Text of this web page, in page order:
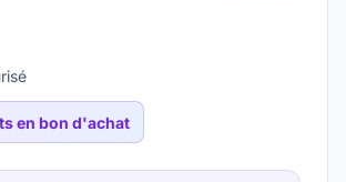
en bon d'achat